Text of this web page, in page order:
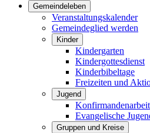
Gemeindeleben
Veranstaltungskalender
Gemeindeglied werden
Kinder
Kindergarten
Kindergottesdienst
Kinderbibeltage
Freizeiten und
Jugend
Konfirmandenarbeit
Evangelische
Gruppen und Kreise